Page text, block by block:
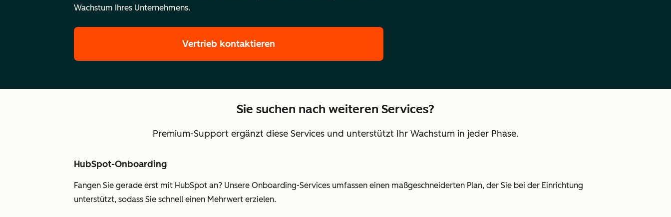
Wachstum Ihres Unternehmens.
Vertrieb kontaktieren
Sie suchen nach weiteren Services?
Premium-Support ergänzt diese Services und unterstützt Ihr Wachstum in jeder Phase.
HubSpot-Onboarding
Fangen Sie gerade erst mit HubSpot an? Unsere Onboarding-Services umfassen einen maßgeschneiderten Plan, der Sie bei der Einrichtung
unterstützt, sodass Sie schnell einen Mehrwert erzielen.